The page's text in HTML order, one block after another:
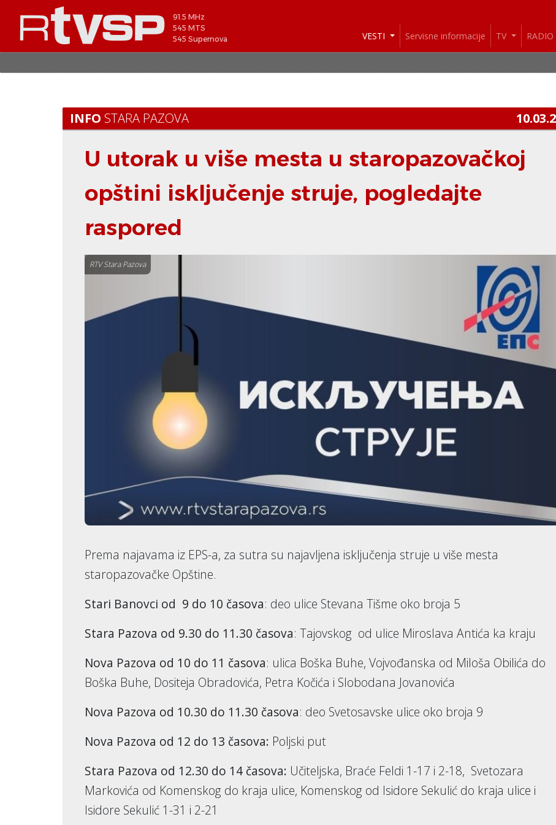
91.5 MHz
545 MTS
545 Supernova
VESTI Servisne informacije TV RADIO
INFO STARA PAZOVA
U utorak u više mesta u staropazovačkoj
opštini isključenje struje, pogledajte
raspored
RTV Stara Pazova
Prema najavama iz EPS-a, za sutra su najavljena isključenja struje u više mesta
staropazovačke Opštine.
Stari Banovci od 9 do 10 časova: deo ulice Stevana Tišme oko broja 5
Stara Pazova od 9.30 do 11.30 časova: Tajovskog od ulice Miroslava Antića ka kraju
Nova Pazova od 10 do 11 časova: ulica Boška Buhe, Vojvođanska od Miloša Obilića do
Boška Buhe, Dositeja Obradovića, Petra Kočića i Slobodana Jovanovića
Nova Pazova od 10.30 do 11.30 časova: deo Svetosavske ulice oko broja 9
Nova Pazova od 12 do 13 časova: Poljski put
Stara Pazova od 12.30 do 14 časova: Učiteljska, Braće Feldi 1-17 i 2-18, Svetozara
Markovića od Komenskog do kraja ulice, Komenskog od Isidore Sekulić do kraja ulice i
Isidore Sekulić 1-31 i 2-21